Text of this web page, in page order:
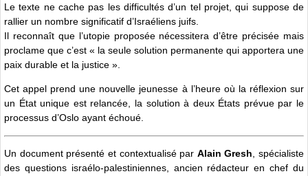
Le texte ne cache pas les difficultés d’un tel projet, qui suppose de
rallier un nombre significatif d’Israéliens juifs.
Il reconnaît que l’utopie proposée nécessitera d’être précisée mais
proclame que c’est « la seule solution permanente qui apportera une
paix durable et la justice ».
Cet appel prend une nouvelle jeunesse à l’heure où la réflexion sur
un État unique est relancée, la solution à deux États prévue par le
processus d’Oslo ayant échoué.
Un document présenté et contextualisé par Alain Gresh, spécialiste
des questions israélo-palestiniennes, ancien rédacteur en chef du